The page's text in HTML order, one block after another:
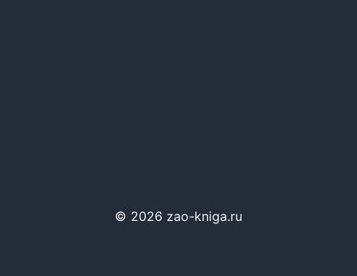
© 2026 zao-kniga.ru